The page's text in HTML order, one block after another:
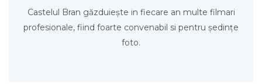
Castelul Bran găzduieşte in fiecare an multe filmari
profesionale, fiind foarte convenabil si pentru şedinţe
foto.